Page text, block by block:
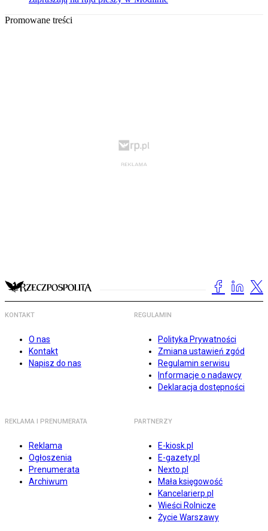
Promowane treści
KONTAKT
O nas
Kontakt
Napisz do nas
REGULAMIN
Polityka Prywatności
Zmiana ustawień zgód
Regulamin serwisu
Informacje o nadawcy
Deklaracja dostępności
REKLAMA I PRENUMERATA
Reklama
Ogłoszenia
Prenumerata
Archiwum
PARTNERZY
E-kiosk.pl
E-gazety.pl
Nexto.pl
Mała księgowość
Kancelarierp.pl
Wieści Rolnicze
Życie Warszawy